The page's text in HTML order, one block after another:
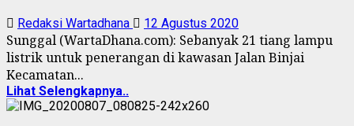
Redaksi Wartadhana 12 Agustus 2020
Sunggal (WartaDhana.com): Sebanyak 21 tiang lampu
listrik untuk penerangan di kawasan Jalan Binjai
Kecamatan...
Lihat Selengkapnya..